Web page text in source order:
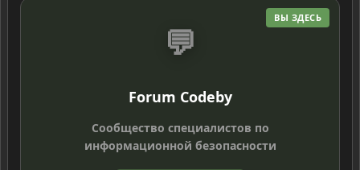
ВЫ ЗДЕСЬ
💬
Forum Codeby
Сообщество специалистов по
информационной безопасности